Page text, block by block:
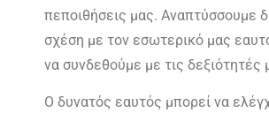
πεποιθήσεις μας. Αναπτύσσουμε
σχέση με τον εσωτερικό μας
να συνδεθούμε με τις δεξιότητές
Ο δυνατός εαυτός μπορεί να